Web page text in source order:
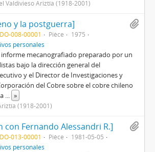
Valdivieso Ariztía (1918-2001)
y la postguerra]
008-00001 Pièce
1975
personales
mecanografiado preparado por un
bajo la dirección general del
y el Director de Investigaciones y
del Cobre sobre el cobre chileno
... »
(1918-2001)
con Fernando Alessandri R.]
013-00001 Pièce
1981-05-05
personales